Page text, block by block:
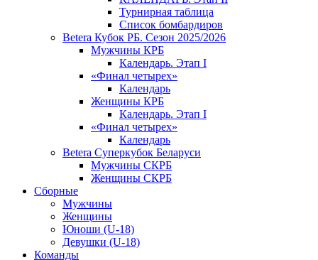
Турнирная таблица
Список бомбардиров
Betera Кубок РБ. Сезон 2025/2026
Мужчины КРБ
Календарь. Этап I
«Финал четырех»
Календарь
Женщины КРБ
Календарь. Этап I
«Финал четырех»
Календарь
Betera Суперкубок Беларуси
Мужчины СКРБ
Женщины СКРБ
Сборные
Мужчины
Женщины
Юноши (U-18)
Девушки (U-18)
Команды